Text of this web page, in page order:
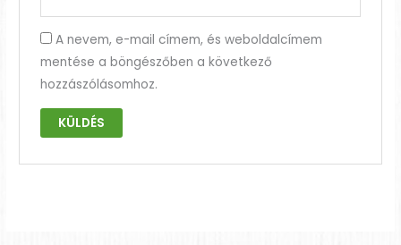
A nevem, e-mail címem, és weboldalcímem
mentése a böngészőben a következő
hozzászólásomhoz.